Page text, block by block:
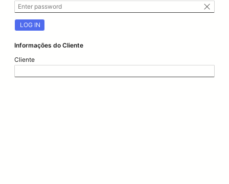
LOG IN
Informações do Cliente
Cliente